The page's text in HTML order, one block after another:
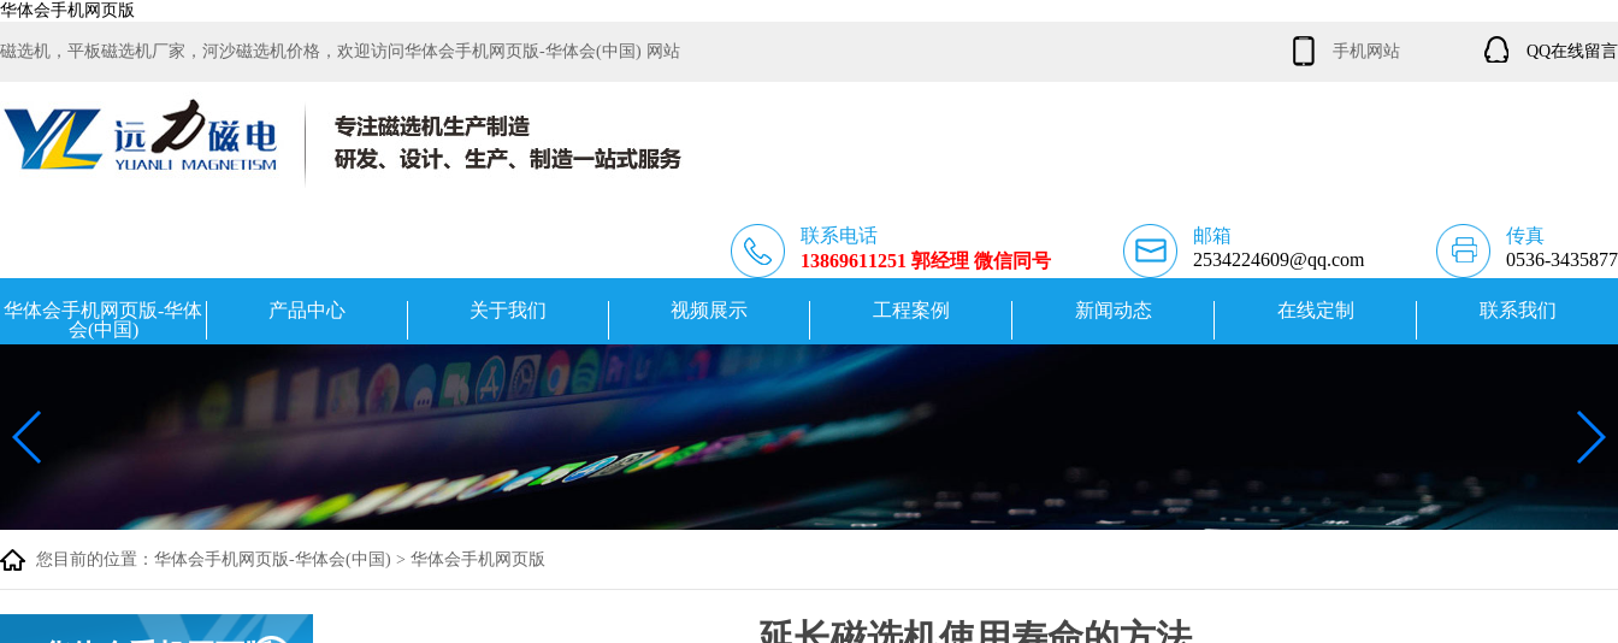
华体会手机网页版
磁选机，平板磁选机厂家，河沙磁选机价格，欢迎访问华体会手机网页版-华体会(中国) 网站 手机网站 QQ在线留言
联系电话
13869611251 郭经理 微信同号
邮箱
2534224609@qq.com
传真
0536-3435877
华体会手机网页版-华体
会(中国)
产品中心 关于我们 视频展示 工程案例 新闻动态 在线定制 联系我们
您目前的位置： 华体会手机网页版-华体会(中国) > 华体会手机网页版